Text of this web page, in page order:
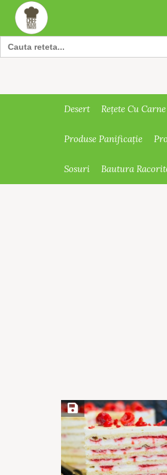
Search
for:
Desert Rețete Cu Carne
Produse Panificație
Sosuri Bautura
Save Recipe